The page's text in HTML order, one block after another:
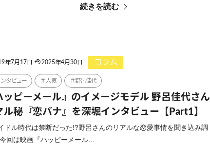
続きを読む
年7月17日 2025年4月30日 コラム
ンタビュー 人気 野呂佳代
ッピーメール』のイメージモデル 野呂佳代さん
ル秘『恋バナ』を深堀インタビュー【Part1】
ドル時代は禁断だった!?野呂さんのリアルな恋愛事情を聞き込み調
回は映画『ハッピーメール…